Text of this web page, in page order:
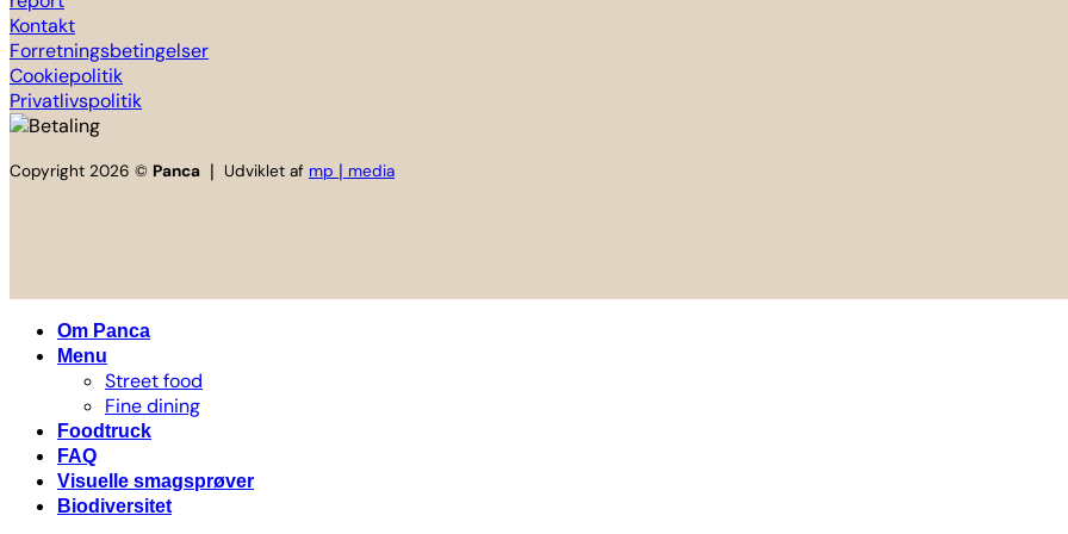
Kontakt
Forretningsbetingelser
Cookiepolitik
Privatlivspolitik
Copyright 2026 © Panca ❘ Udviklet af mp❘media
Om Panca
Menu
Street food
Fine dining
Foodtruck
FAQ
Visuelle smagsprøver
Biodiversitet